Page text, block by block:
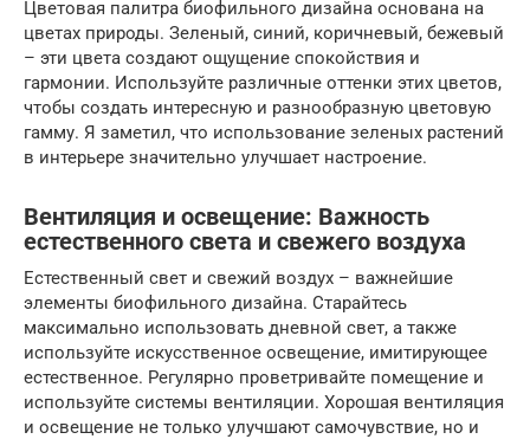
Цветовая палитра биофильного дизайна основана на
цветах природы. Зеленый, синий, коричневый, бежевый
– эти цвета создают ощущение спокойствия и
гармонии. Используйте различные оттенки этих цветов,
чтобы создать интересную и разнообразную цветовую
гамму. Я заметил, что использование зеленых растений
в интерьере значительно улучшает настроение.
Вентиляция и освещение: Важность
естественного света и свежего воздуха
Естественный свет и свежий воздух – важнейшие
элементы биофильного дизайна. Старайтесь
максимально использовать дневной свет, а также
используйте искусственное освещение, имитирующее
естественное. Регулярно проветривайте помещение и
используйте системы вентиляции. Хорошая вентиляция
и освещение не только улучшают самочувствие, но и